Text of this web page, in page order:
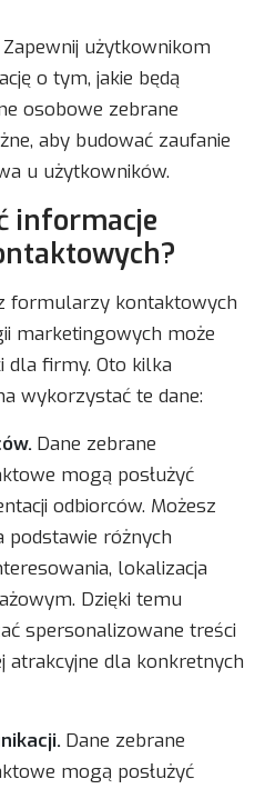
Zapewnij użytkownikom
o tym, jakie będą
osobowe zebrane
aby budować zaufanie
u użytkowników.
informacje
formularzy kontaktowych
marketingowych może
dla firmy. Oto kilka
wykorzystać te dane:
Dane zebrane
mogą posłużyć
odbiorców. Możesz
podstawie różnych
lokalizacja
Dzięki temu
spersonalizowane treści
atrakcyjne dla konkretnych
Dane zebrane
mogą posłużyć